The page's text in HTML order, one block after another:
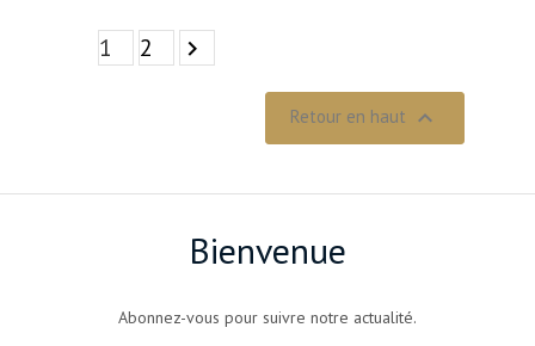
1 2 
Retour en haut 
Bienvenue
Abonnez-vous pour suivre notre actualité.